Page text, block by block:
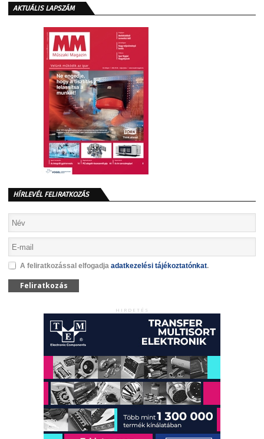
AKTUÁLIS LAPSZÁM
HÍRLEVÉL FELIRATKOZÁS
A feliratkozással elfogadja adatkezelési tájékoztatónkat.
Feliratkozás
HIRDETÉS